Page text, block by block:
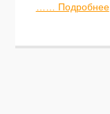
…… Подробнее